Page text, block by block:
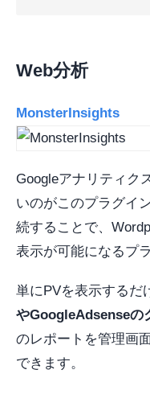
Web分析
MonsterInsights
Googleアナリティク
いのがこのプラグイ
続することで、
表示が可能になるプ
単にPVを表示するだ
やGoogleAdsenseの
のレポートを管理画
できます。